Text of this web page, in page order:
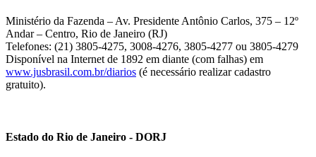
Ministério da Fazenda – Av. Presidente Antônio Carlos, 375 – 12º
Andar – Centro, Rio de Janeiro (RJ)
Telefones: (21) 3805-4275, 3008-4276, 3805-4277 ou 3805-4279
Disponível na Internet de 1892 em diante (com falhas) em
www.jusbrasil.com.br/diarios (é necessário realizar cadastro
gratuito).
Estado do Rio de Janeiro - DORJ